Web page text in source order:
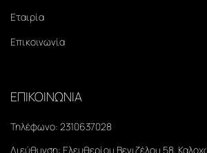
Εταιρία
Επικοινωνία
ΕΠΙΚΟΙΝΩΝΙΑ
Τηλέφωνο: 2310637028
Διεύθυνση: Ελευθερίου Βενιζέλου 58,